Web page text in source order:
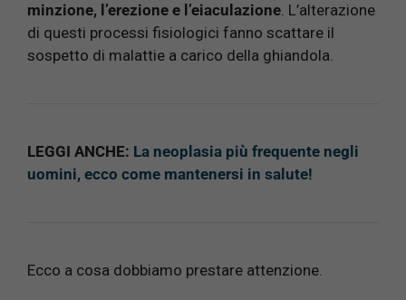
minzione, l’erezione e l’eiaculazione. L’alterazione
di questi processi fisiologici fanno scattare il
sospetto di malattie a carico della ghiandola.
LEGGI ANCHE: La neoplasia più frequente negli
uomini, ecco come mantenersi in salute!
Ecco a cosa dobbiamo prestare attenzione.